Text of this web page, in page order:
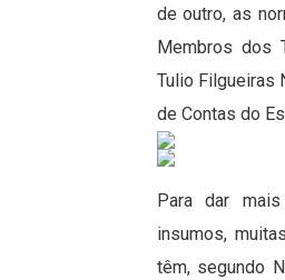
de outro, as
Membros dos
Tulio Filgueiras
de Contas do
Para dar
insumos,
têm, segundo